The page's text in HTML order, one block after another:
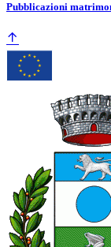
Pubblicazioni